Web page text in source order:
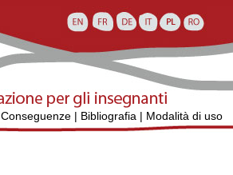
Conseguenze| Bibliografia | Modalità di uso